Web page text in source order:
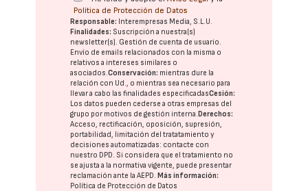
Política de Protección de Datos
Responsable: Interempresas Media, S.L.U.
Finalidades: Suscripción a nuestra(s)
newsletter(s). Gestión de cuenta de usuario.
Envío de emails relacionados con la misma o
relativos a intereses similares o
asociados.Conservación: mientras dure la
relación con Ud., o mientras sea necesario para
llevar a cabo las finalidades especificadasCesión:
Los datos pueden cederse a otras empresas del
grupo por motivos de gestión interna.Derechos:
Acceso, rectificación, oposición, supresión,
portabilidad, limitación del tratatamiento y
decisiones automatizadas: contacte con
nuestro DPD. Si considera que el tratamiento no
se ajusta a la normativa vigente, puede presentar
reclamación ante laAEPD.Más información:
Política de Protección de Datos